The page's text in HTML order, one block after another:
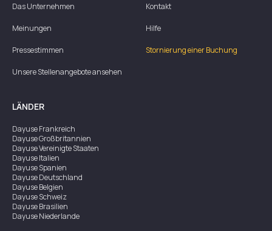
Das Unternehmen
Meinungen
Pressestimmen
Unsere Stellenangebote ansehen
Kontakt
Hilfe
Stornierung einer Buchung
LÄNDER
DayuseFrankreich
DayuseGroßbritannien
DayuseVereinigte Staaten
DayuseItalien
DayuseSpanien
DayuseDeutschland
DayuseBelgien
DayuseSchweiz
DayuseBrasilien
DayuseNiederlande